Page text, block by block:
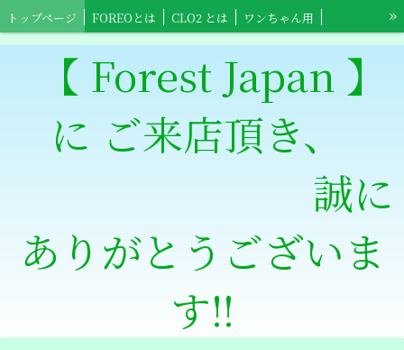
トップページ FOREOとは CLO2 とは
ワンちゃん用
【Foreo】高齢者介護用
ワンちゃんショップ
ネコちゃんショップ
小動物ショップ
スポーツ全般用ショップ
【Foreo】高齢者介護ショップ 特定商取引法表記
»
【 Forest Japan 】
に ご来店頂き、
誠に
ありがとうございま
す‼